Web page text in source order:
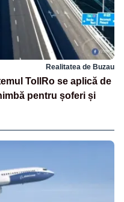
Realitatea de Buzau
TollRo se aplică de
pentru șoferi și